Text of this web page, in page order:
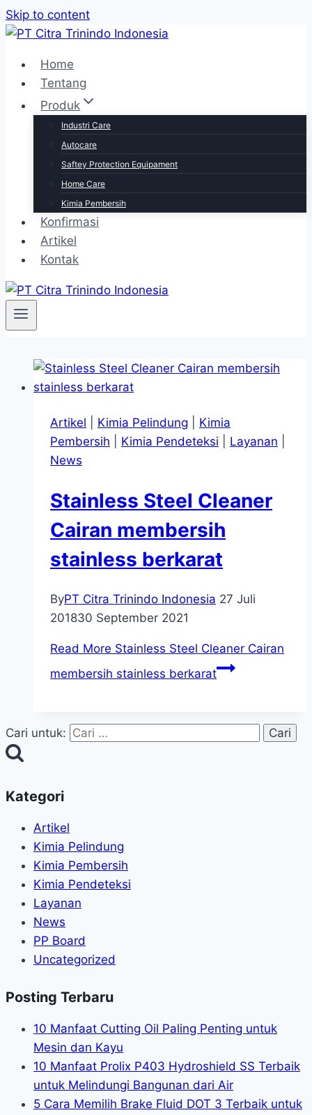
Skip to content
Home
Tentang
Produk
Industri Care
Autocare
Saftey Protection Equipament
Home Care
Kimia Pembersih
Konfirmasi
Artikel
Kontak
Artikel Kimia Pelindung
Kimia
Pembersih
Kimia Pendeteksi Layanan
News
Stainless Steel Cleaner
Cairan membersih
stainless berkarat
ByPT Citra Trinindo Indonesia 27 Juli
201830 September 2021
Read More Stainless Steel Cleaner Cairan
membersih stainless berkarat
Cari untuk:
Kategori
Artikel
Kimia Pelindung
Kimia Pembersih
Kimia Pendeteksi
Layanan
News
PP Board
Uncategorized
Posting Terbaru
10 Manfaat Cutting Oil Paling Penting untuk
Mesin dan Kayu
10 Manfaat Prolix P403 Hydroshield SS Terbaik
untuk Melindungi Bangunan dari Air
5 Cara Memilih Brake Fluid DOT 3 Terbaik untuk